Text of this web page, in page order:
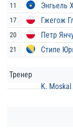
11 Энгьель
17 Гжегож
20 Петр
21
Стипе
Тренер
K. Moskal